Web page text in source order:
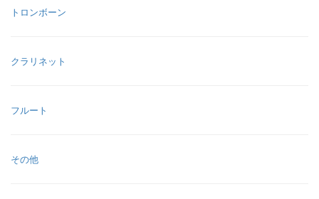
トロンボーン
クラリネット
フルート
その他